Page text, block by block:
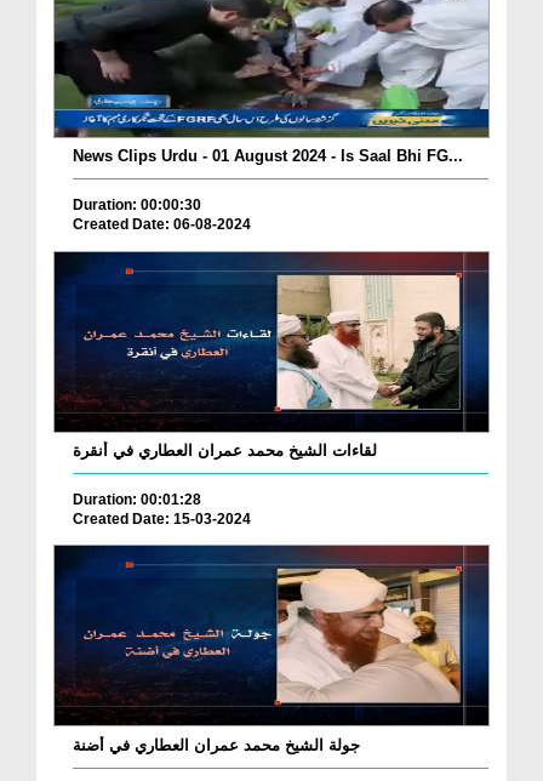
News Clips Urdu - 01 August 2024 - Is Saal Bhi FG...
Duration: 00:00:30
Created Date: 06-08-2024
لقاءات الشيخ محمد عمران العطاري في أنقرة
Duration: 00:01:28
Created Date: 15-03-2024
جولة الشيخ محمد عمران العطاري في أضنة